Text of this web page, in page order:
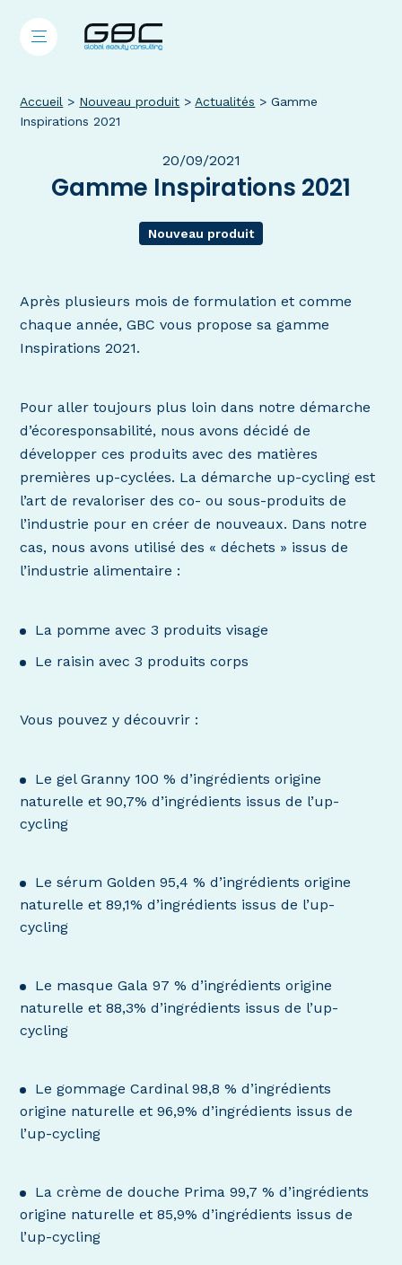
Accueil > Nouveau produit > Actualités >Gamme
Inspirations 2021
20/09/2021
Gamme Inspirations 2021
Nouveau produit
Après plusieurs mois de formulation et comme
chaque année, GBC vous propose sa gamme
Inspirations 2021.
Pour aller toujours plus loin dans notre démarche
d’écoresponsabilité, nous avons décidé de
développer ces produits avec des matières
premières up-cyclées. La démarche up-cycling est
l’art de revaloriser des co- ou sous-produits de
l’industrie pour en créer de nouveaux. Dans notre
cas, nous avons utilisé des « déchets » issus de
l’industrie alimentaire :
La pomme avec 3 produits visage
Le raisin avec 3 produits corps
Vous pouvez y découvrir :
Le gel Granny 100 % d’ingrédients origine
naturelle et 90,7% d’ingrédients issus de l’up-
cycling
Le sérum Golden 95,4 % d’ingrédients origine
naturelle et 89,1% d’ingrédients issus de l’up-
cycling
Le masque Gala 97 % d’ingrédients origine
naturelle et 88,3% d’ingrédients issus de l’up-
cycling
Le gommage Cardinal 98,8 % d’ingrédients
origine naturelle et 96,9% d’ingrédients issus de
l’up-cycling
La crème de douche Prima 99,7 % d’ingrédients
origine naturelle et 85,9% d’ingrédients issus de
l’up-cycling